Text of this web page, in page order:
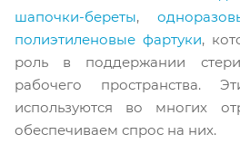
шапочки-береты,
полиэтиленовые фартуки,
роль в поддержании
рабочего пространства.
используются во многих
обеспечиваем спрос на них.